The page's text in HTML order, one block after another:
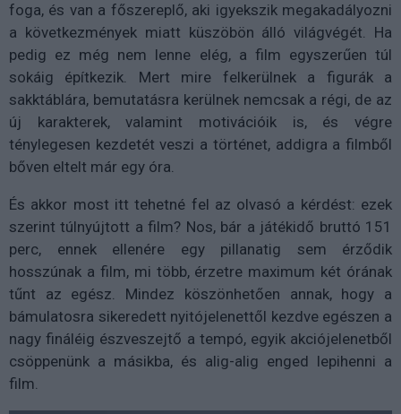
foga, és van a főszereplő, aki igyekszik megakadályozni
a következmények miatt küszöbön álló világvégét. Ha
pedig ez még nem lenne elég, a film egyszerűen túl
sokáig építkezik. Mert mire felkerülnek a figurák a
sakktáblára, bemutatásra kerülnek nemcsak a régi, de az
új karakterek, valamint motivációik is, és végre
ténylegesen kezdetét veszi a történet, addigra a filmből
bőven eltelt már egy óra.
És akkor most itt tehetné fel az olvasó a kérdést: ezek
szerint túlnyújtott a film? Nos, bár a játékidő bruttó 151
perc, ennek ellenére egy pillanatig sem érződik
hosszúnak a film, mi több, érzetre maximum két órának
tűnt az egész. Mindez köszönhetően annak, hogy a
bámulatosra sikeredett nyitójelenettől kezdve egészen a
nagy fináléig észveszejtő a tempó, egyik akciójelenetből
csöppenünk a másikba, és alig-alig enged lepihenni a
film.